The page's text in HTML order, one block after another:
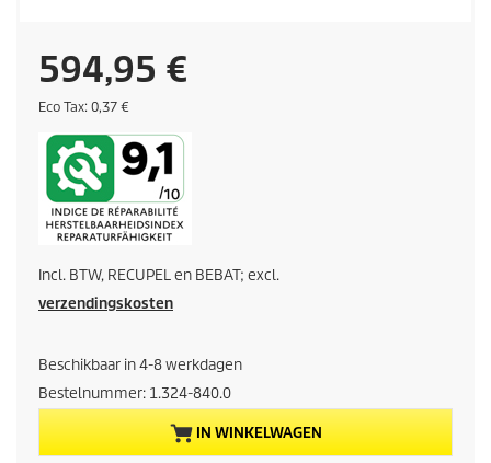
H
u
i
d
g
p
r
594,95 €
E
Eco Tax: 0,37 €
Incl. BTW, RECUPEL en BEBAT; excl.
verzendingskosten
Beschikbaar in 4-8 werkdagen
Bestelnummer: 1.324-840.0
IN WINKELWAGEN